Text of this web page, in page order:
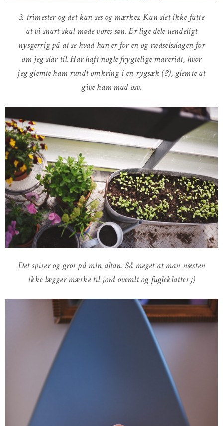
3. trimester og det kan ses og mærkes. Kan slet ikke fatte
at vi snart skal møde vores søn. Er lige dele uendeligt
nysgerrig på at se hvad han er for en og rædselsslagen for
om jeg slår til. Har haft nogle frygtelige mareridt, hvor
jeg glemte ham rundt omkring i en rygsæk (!?), glemte at
give ham mad osv.
Det spirer og gror på min altan. Så meget at man næsten
ikke lægger mærke til jord overalt og fugleklatter ;)